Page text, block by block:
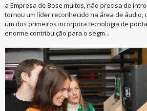
a Empresa de Bose muitos, não precisa de
tornou um líder reconhecido na área de áudio,
um dos primeiros incorpora tecnologia de
enorme contribuição para o segm...